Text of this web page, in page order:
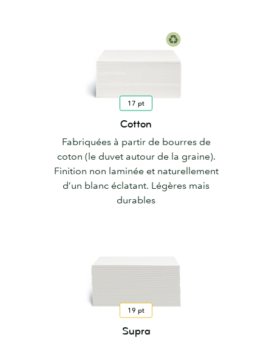
17 pt
Cotton
Fabriquées à partir de bourres de
coton (le duvet autour de la graine).
Finition non laminée et naturellement
d’un blanc éclatant. Légères mais
durables
19 pt
Supra